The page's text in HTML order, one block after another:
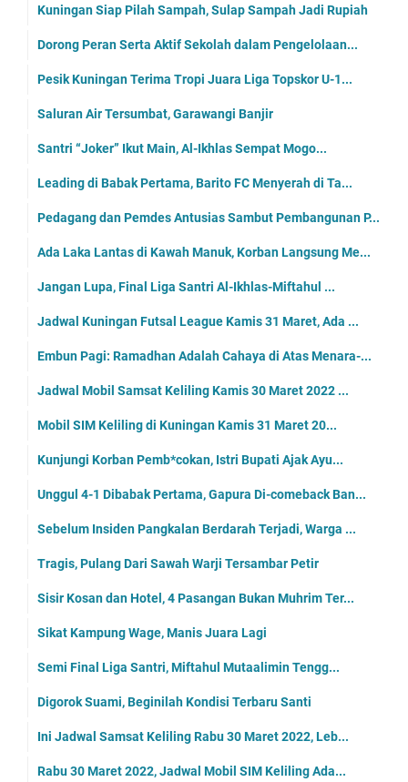
Kuningan Siap Pilah Sampah, Sulap Sampah Jadi Rupiah
Dorong Peran Serta Aktif Sekolah dalam Pengelolaan...
Pesik Kuningan Terima Tropi Juara Liga Topskor U-1...
Saluran Air Tersumbat, Garawangi Banjir
Santri “Joker” Ikut Main, Al-Ikhlas Sempat Mogo...
Leading di Babak Pertama, Barito FC Menyerah di Ta...
Pedagang dan Pemdes Antusias Sambut Pembangunan P...
Ada Laka Lantas di Kawah Manuk, Korban Langsung Me...
Jangan Lupa, Final Liga Santri Al-Ikhlas-Miftahul ...
Jadwal Kuningan Futsal League Kamis 31 Maret, Ada ...
Embun Pagi: Ramadhan Adalah Cahaya di Atas Menara-...
Jadwal Mobil Samsat Keliling Kamis 30 Maret 2022 ...
Mobil SIM Keliling di Kuningan Kamis 31 Maret 20...
Kunjungi Korban Pemb*cokan, Istri Bupati Ajak Ayu...
Unggul 4-1 Dibabak Pertama, Gapura Di-comeback Ban...
Sebelum Insiden Pangkalan Berdarah Terjadi, Warga ...
Tragis, Pulang Dari Sawah Warji Tersambar Petir
Sisir Kosan dan Hotel, 4 Pasangan Bukan Muhrim Ter...
Sikat Kampung Wage, Manis Juara Lagi
Semi Final Liga Santri, Miftahul Mutaalimin Tengg...
Digorok Suami, Beginilah Kondisi Terbaru Santi
Ini Jadwal Samsat Keliling Rabu 30 Maret 2022, Leb...
Rabu 30 Maret 2022, Jadwal Mobil SIM Keliling Ada...